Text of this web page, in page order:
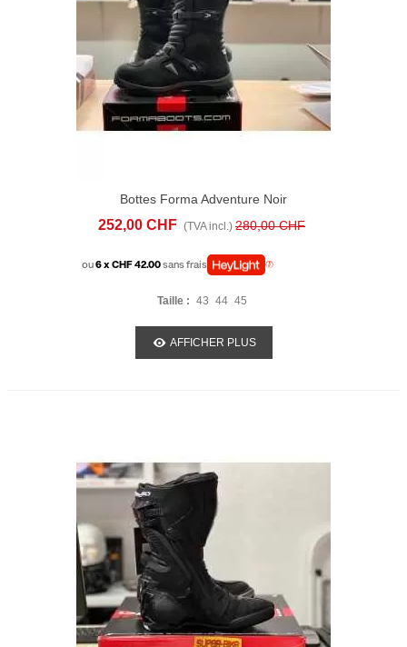
Bottes Forma Adventure Noir
252,00 CHF (TVA incl.) 280,00 CHF
ou6 x CHF 42.00sans frais
Taille : 43 44 45
AFFICHER PLUS